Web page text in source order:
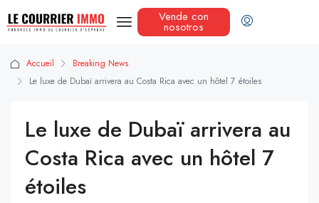
Vende con
nosotros
Accueil
Breaking News
Le luxe de Dubaï arrivera au Costa Rica avec un hôtel 7 étoiles
Le luxe de Dubaï arrivera au
Costa Rica avec un hôtel 7
étoiles